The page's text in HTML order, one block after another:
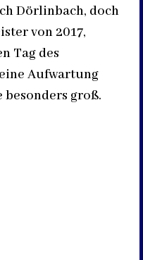
Dörlinbach, doch
von 2017,
Tag des
Aufwartung
groß.